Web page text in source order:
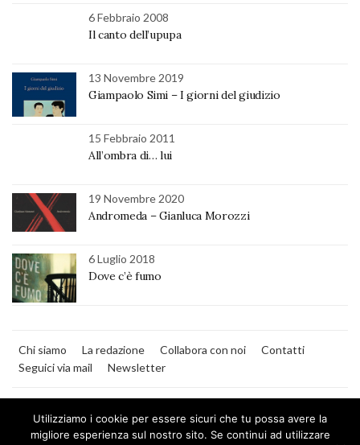
6 Febbraio 2008
Il canto dell’upupa
13 Novembre 2019
Giampaolo Simi – I giorni del giudizio
15 Febbraio 2011
All’ombra di… lui
19 Novembre 2020
Andromeda – Gianluca Morozzi
6 Luglio 2018
Dove c’è fumo
Chi siamo La redazione Collabora con noi
Contatti
Seguici via mail
Newsletter
Utilizziamo i cookie per essere sicuri che tu possa avere la
migliore esperienza sul nostro sito. Se continui ad utilizzare